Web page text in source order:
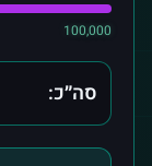
100,000
סה״כ: